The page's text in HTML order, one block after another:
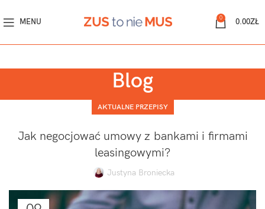
MENU 0 0.00ZŁ
Blog
AKTUALNE PRZEPISY
Jak negocjować umowy z bankami i firmami
leasingowymi?
Justyna Broniecka